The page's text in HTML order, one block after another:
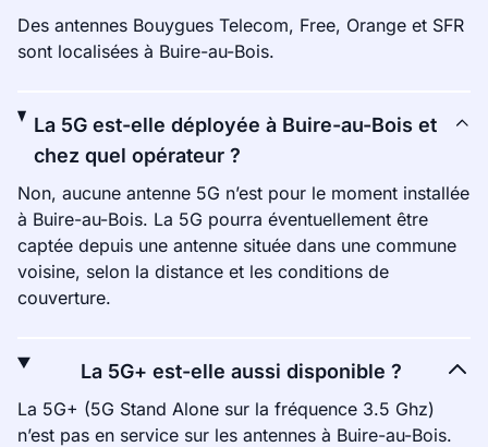
Des antennes Bouygues Telecom, Free, Orange et SFR
sont localisées à Buire-au-Bois.
La 5G est-elle déployée à Buire-au-Bois et
chez quel opérateur ?
Non, aucune antenne 5G n’est pour le moment installée
à Buire-au-Bois. La 5G pourra éventuellement être
captée depuis une antenne située dans une commune
voisine, selon la distance et les conditions de
couverture.
La 5G+ est-elle aussi disponible ?
La 5G+ (5G Stand Alone sur la fréquence 3.5 Ghz)
n’est pas en service sur les antennes à Buire-au-Bois.